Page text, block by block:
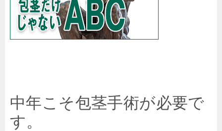
中年こそ包茎手術が必要で
す。